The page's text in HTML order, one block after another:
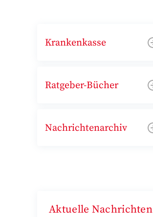
Krankenkasse
Ratgeber-Bücher
Nachrichtenarchiv
Aktuelle Nachrichten